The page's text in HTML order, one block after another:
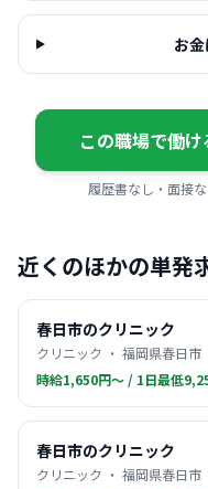
お
この職場で働け
履歴書なし・面接
近くのほかの単発
春日市のクリニック
クリニック ・ 福岡県春日市
時給1,650円〜 / 1日最低
春日市のクリニック
クリニック ・ 福岡県春日市